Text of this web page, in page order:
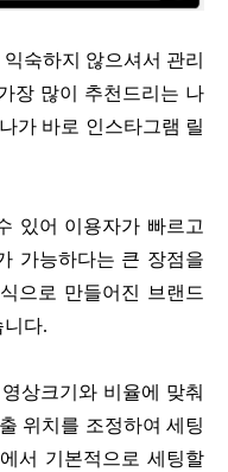
숙하지 않으셔서 관리
장 많이 추천드리는 나
가 바로 인스타그램 릴
있어 이용자가 빠르고
가능하다는 큰 장점을
으로 만들어진 브랜드
다.
상크기와 비율에 맞춰
위치를 조정하여 세팅
서 기본적으로 세팅할